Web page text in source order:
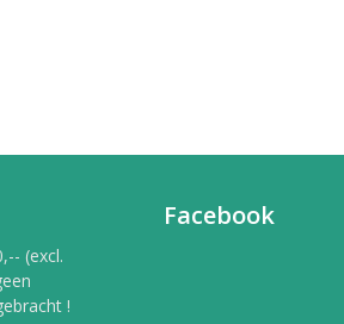
(excl.
!
Facebook